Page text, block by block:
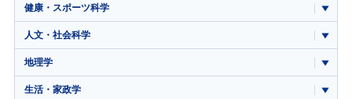
健康・スポーツ科学
人文・社会科学
地理学
生活・家政学